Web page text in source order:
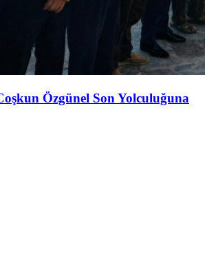
Özgünel Son Yolculuğuna